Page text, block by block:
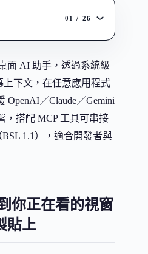
01 / 26
面 AI 助手，透過系統級
上下文，在任意應用程式
OpenAI／Claude／Gemini
，搭配 MCP 工具可串接
1.1），適合開發者與
你正在看的視窗
貼上